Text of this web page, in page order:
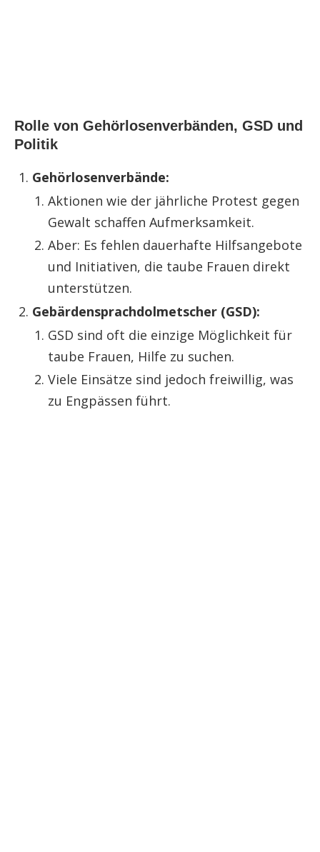
Rolle von Gehörlosenverbänden, GSD und
Politik
Gehörlosenverbände:
Aktionen wie der jährliche Protest gegen
Gewalt schaffen Aufmerksamkeit.
Aber: Es fehlen dauerhafte Hilfsangebote
und Initiativen, die taube Frauen direkt
unterstützen.
Gebärdensprachdolmetscher (GSD):
GSD sind oft die einzige Möglichkeit für
taube Frauen, Hilfe zu suchen.
Viele Einsätze sind jedoch freiwillig, was
zu Engpässen führt.